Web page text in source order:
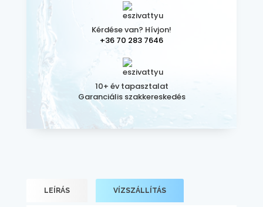
Kérdése van? Hívjon!
+36 70 283 7646
10+ év tapasztalat
Garanciális szakkereskedés
LEÍRÁS VÍZSZÁLLÍTÁS